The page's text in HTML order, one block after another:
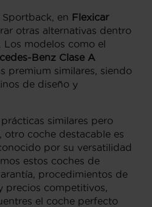
en Flexicar
otras alternativas dentro
Los modelos como el
Benz Clase A
premium similares, siendo
de diseño y
similares pero
otro coche destacable es
conocido por su versatilidad
estos coches de
procedimientos de
precios competitivos,
el coche perfecto